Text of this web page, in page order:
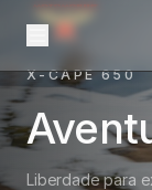
X-CAPE 650
Liberdade para